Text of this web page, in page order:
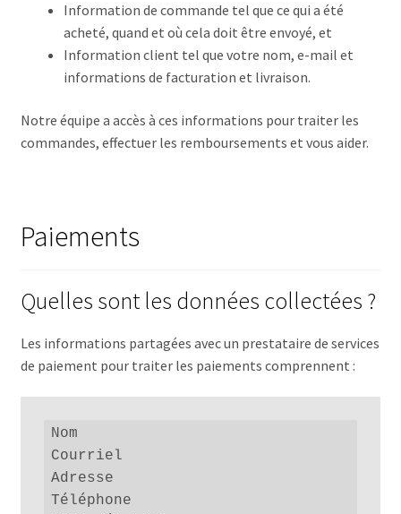
Information de commande tel que ce qui a été
acheté, quand et où cela doit être envoyé, et
Information client tel que votre nom, e-mail et
informations de facturation et livraison.
Notre équipe a accès à ces informations pour traiter les
commandes, effectuer les remboursements et vous aider.
Paiements
Quelles sont les données collectées ?
Les informations partagées avec un prestataire de services
de paiement pour traiter les paiements comprennent :
Nom
Courriel
Adresse
Téléphone